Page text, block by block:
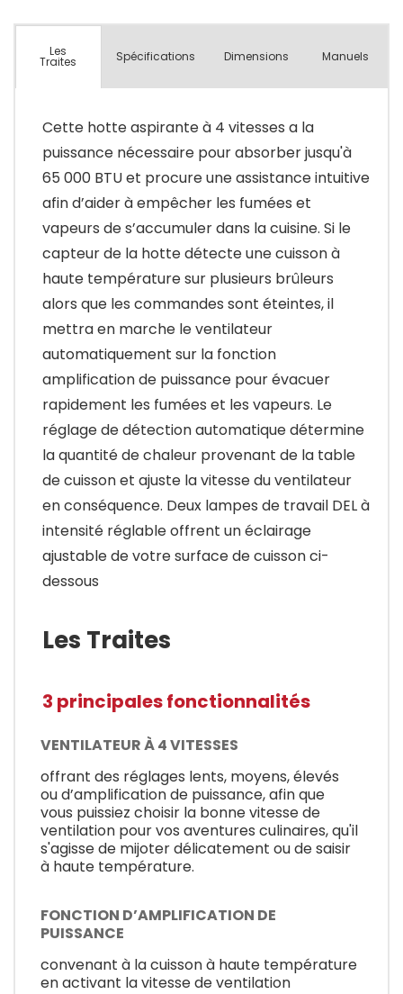
Les
Traites Spécifications Dimensions Manuels
Cette hotte aspirante à 4 vitesses a la
puissance nécessaire pour absorber jusqu'à
65 000 BTU et procure une assistance intuitive
afin d’aider à empêcher les fumées et
vapeurs de s’accumuler dans la cuisine. Si le
capteur de la hotte détecte une cuisson à
haute température sur plusieurs brûleurs
alors que les commandes sont éteintes, il
mettra en marche le ventilateur
automatiquement sur la fonction
amplification de puissance pour évacuer
rapidement les fumées et les vapeurs. Le
réglage de détection automatique détermine
la quantité de chaleur provenant de la table
de cuisson et ajuste la vitesse du ventilateur
en conséquence. Deux lampes de travail DEL à
intensité réglable offrent un éclairage
ajustable de votre surface de cuisson ci-
dessous
Les Traites
3 principales fonctionnalités
VENTILATEUR À 4 VITESSES
offrant des réglages lents, moyens, élevés
ou d’amplification de puissance, afin que
vous puissiez choisir la bonne vitesse de
ventilation pour vos aventures culinaires, qu'il
s'agisse de mijoter délicatement ou de saisir
à haute température.
FONCTION D’AMPLIFICATION DE
PUISSANCE
convenant à la cuisson à haute température
en activant la vitesse de ventilation